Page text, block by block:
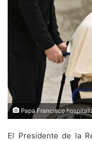
Papa Francisco
El Presidente de la